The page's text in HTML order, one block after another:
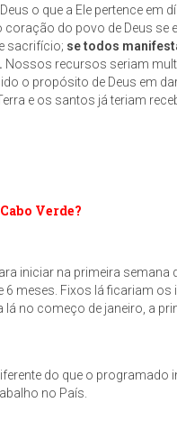
o que a Ele pertence
do povo de Deus
sacrifício; se todos
Nossos recursos seriam
o propósito de Deus em
e os santos já teriam
Verde?
iniciar na primeira
6 meses. Fixos lá ficariam
no começo de janeiro, a
do que o
no País.